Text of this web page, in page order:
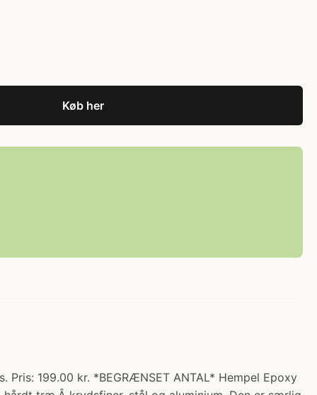
Køb her
Pris: 199.00 kr. *BEGRÆNSET ANTAL* Hempel Epoxy